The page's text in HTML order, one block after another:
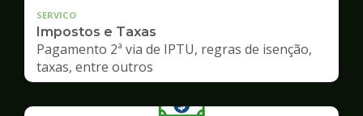
SERVICO
Impostos e Taxas
Pagamento 2ª via de IPTU, regras de isenção,
taxas, entre outros